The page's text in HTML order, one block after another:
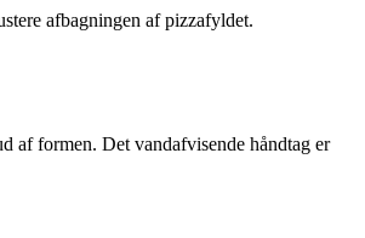
afbagningen af pizzafyldet.
af formen. Det vandafvisende håndtag er